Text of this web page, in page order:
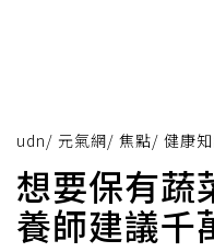
udn/ 元氣網/ 焦點/ 健康
想要保有蔬
養師建議千